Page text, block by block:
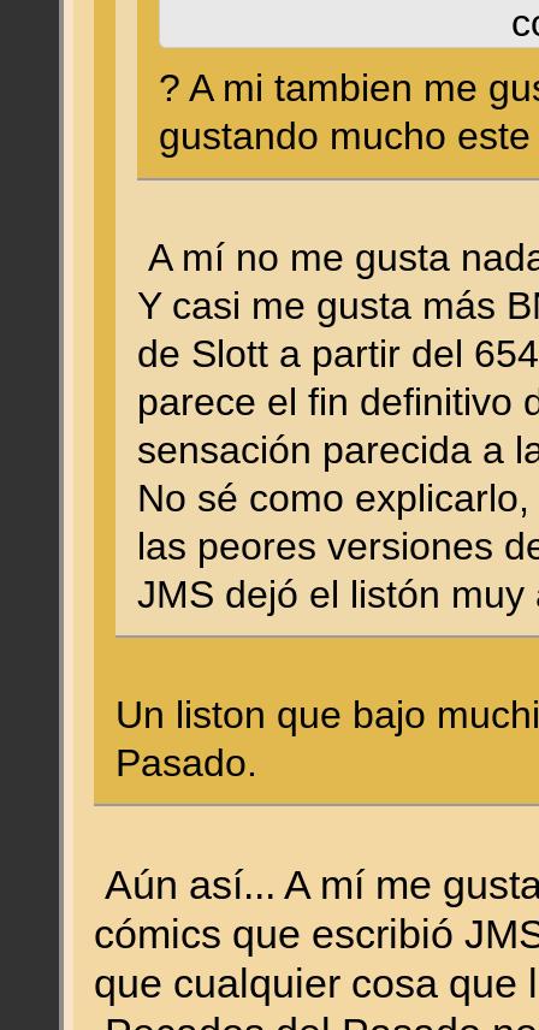
? A mi tambien me
gustando mucho
A mí no me gusta
Y casi me gusta más
de Slott a partir del
parece el fin definitivo
sensación parecida a
No sé como
las peores versiones
JMS dejó el listón muy
Un liston que bajo
Pasado.
Aún así... A mí me
cómics que escribió
que cualquier cosa que